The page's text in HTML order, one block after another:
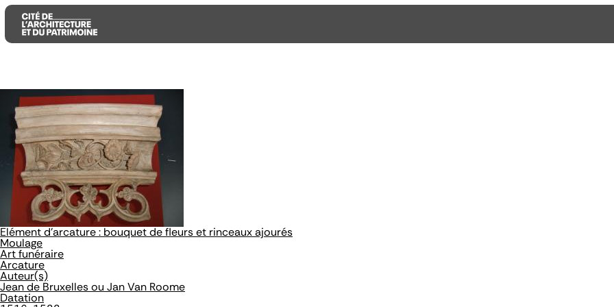
Aller
au
contenu
principal
Aller
au
menu
principal
Aller
recherche
Elément d'arcature : bouquet de fleurs et rinceaux ajourés
Moulage
Art funéraire
Arcature
Auteur(s)
Jean de Bruxelles ou Jan Van Roome
Datation